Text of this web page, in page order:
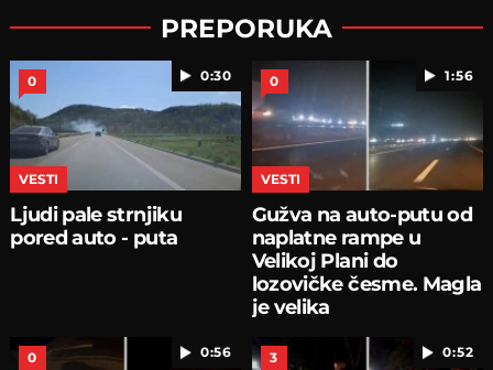
PREPORUKA
0:30
0
VESTI
Ljudi pale strnjiku
pored auto - puta
1:56
0
VESTI
Gužva na auto-putu od
naplatne rampe u
Velikoj Plani do
lozovičke česme. Magla
je velika
0:56
0 0:52
3